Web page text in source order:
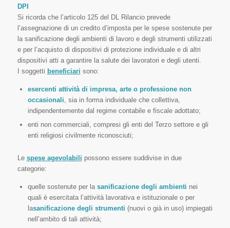
DPI
Si ricorda che l’articolo 125 del DL Rilancio prevede
l’assegnazione di un credito d’imposta per le spese sostenute per
la sanificazione degli ambienti di lavoro e degli strumenti utilizzati
e per l’acquisto di dispositivi di protezione individuale e di altri
dispositivi atti a garantire la salute dei lavoratori e degli utenti.
I soggetti beneficiari sono:
esercenti attività di impresa, arte o professione non
occasionali , sia in forma individuale che collettiva,
indipendentemente dal regime contabile e fiscale adottato;
enti non commerciali, compresi gli enti del Terzo settore e gli
enti religiosi civilmente riconosciuti;
Le spese agevolabili possono essere suddivise in due
categorie:
quelle sostenute per la sanificazione degli ambienti nei
quali è esercitata l’attività lavorativa e istituzionale o per
lasanificazione degli strumenti (nuovi o già in uso) impiegati
nell’ambito di tali attività;